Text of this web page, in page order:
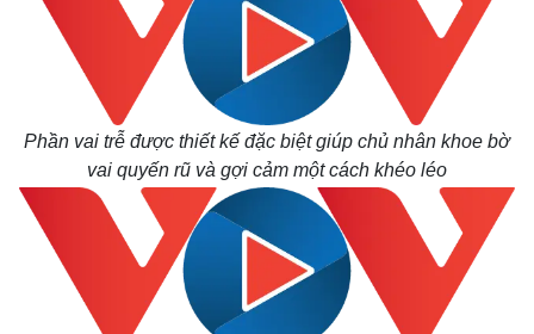
Phần vai trễ được thiết kế đặc biệt giúp chủ nhân khoe bờ
vai quyến rũ và gợi cảm một cách khéo léo